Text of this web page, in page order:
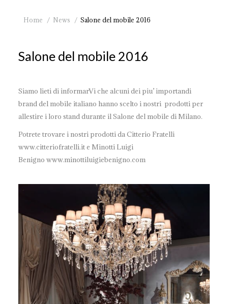
You are here:
Home News Salone del mobile 2016
Salone del mobile 2016
Siamo lieti di informarVi che alcuni dei piu’ importandi
brand del mobile italiano hanno scelto i nostri prodotti per
allestire i loro stand durante il Salone del mobile di Milano.
Potrete trovare i nostri prodotti da Citterio Fratelli
www.citteriofratelli.it e Minotti Luigi
Benigno www.minottiluigiebenigno.com